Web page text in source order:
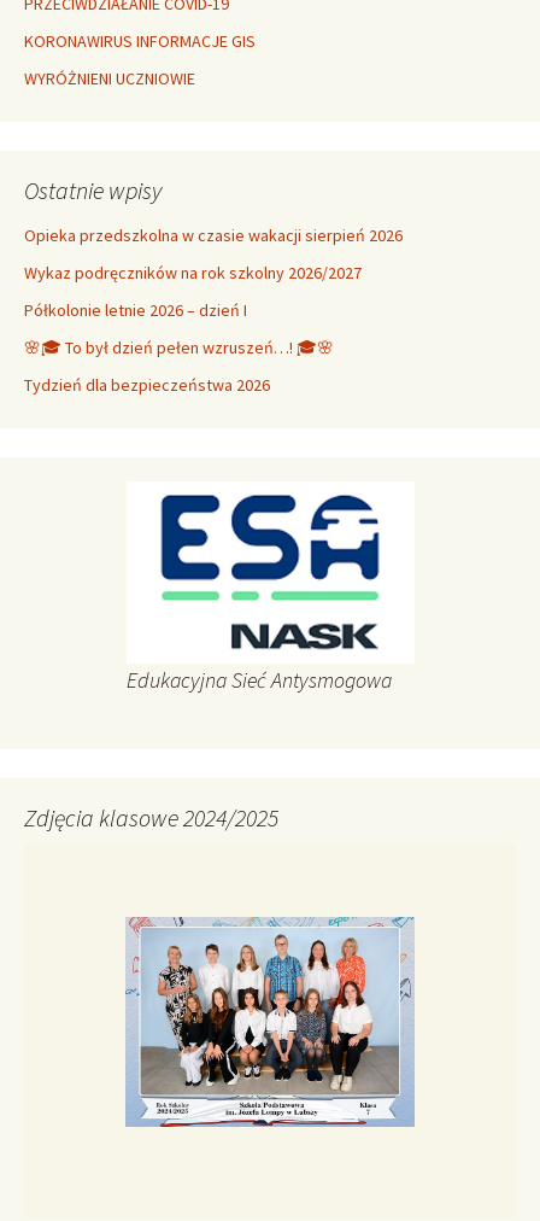
KORONAWIRUS INFORMACJE GIS
WYRÓŻNIENI UCZNIOWIE
Ostatnie wpisy
Opieka przedszkolna w czasie wakacji sierpień 2026
Wykaz podręczników na rok szkolny 2026/2027
Półkolonie letnie 2026 – dzień I
🌸🎓 To był dzień pełen wzruszeń…! 🎓🌸
Tydzień dla bezpieczeństwa 2026
Edukacyjna Sieć Antysmogowa
Zdjęcia klasowe 2024/2025